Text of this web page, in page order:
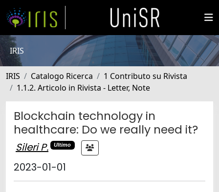
IRIS
IRIS Catalogo Ricerca
1 Contributo su Rivista
1.1.2. Articolo in Rivista - Letter, Note
Blockchain technology in
healthcare: Do we really need it?
Sileri P. Ultimo
2023-01-01